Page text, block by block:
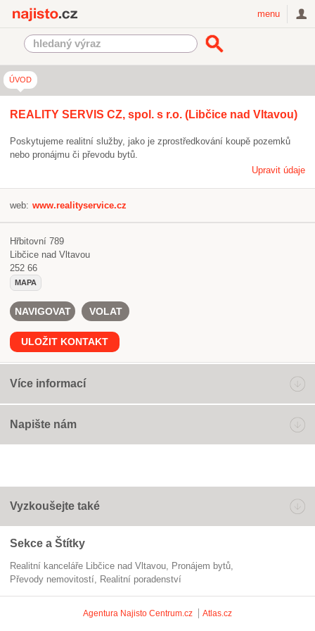
menu
ÚVOD
REALITY SERVIS CZ, spol. s r.o. (Libčice nad Vltavou)
Poskytujeme realitní služby, jako je zprostředkování koupě pozemků
nebo pronájmu či převodu bytů.
Upravit údaje
web: www.realityservice.cz
Hřbitovní 789
Libčice nad Vltavou
252 66
MAPA
NAVIGOVAT VOLAT
ULOŽIT KONTAKT
Více informací
Napište nám
Vyzkoušejte také
Sekce a Štítky
Realitní kanceláře Libčice nad Vltavou
pronájem bytů
převody nemovitostí
realitní poradenství
Agentura Najisto Centrum.cz Atlas.cz